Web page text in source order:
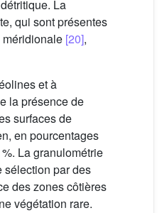
La
qui sont présentes
méridionale [20],
et à
la présence de
surfaces de
en pourcentages
La granulométrie
sélection par des
des zones côtières
végétation rare.